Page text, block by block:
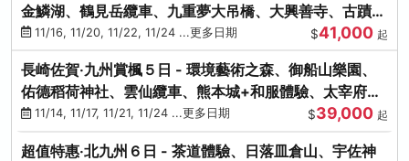
金鱗湖、鶴見岳纜車、九重夢大吊橋、大興善寺、古蹟河
豚+和牛饗宴
11/16, 11/20, 11/22, 11/24 ...更多日期 $41,000 起
長崎佐賀‧九州賞楓５日 - 環境藝術之森、御船山樂園、
佑德稻荷神社、雲仙纜車、熊本城+和服體驗、太宰府天
滿宮、光明禪寺
11/14, 11/17, 11/21, 11/24 ...更多日期 $39,000 起
超值特惠‧北九州６日 - 茶道體驗、日落皿倉山、宇佐神